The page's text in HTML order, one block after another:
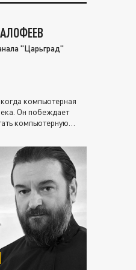
"Царьград"
компьютерная
Он побеждает
компьютерную